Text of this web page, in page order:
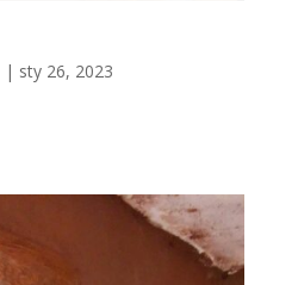
| sty 26, 2023